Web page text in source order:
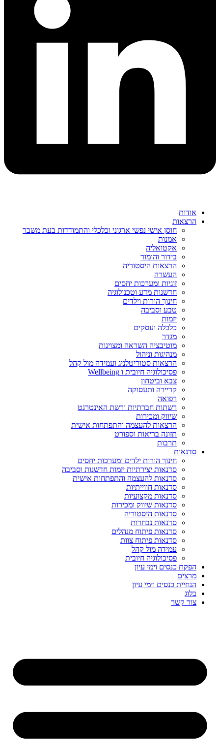
אודות
הרצאות
חוסן אישי נפשי ארגוני וכלכלי והתמודדות בעת משבר
אמנות
אקטואליה
בידור והומור
הרצאות היסטוריה
העשרה
זוגיות ומערכות יחסים
חדשנות מדע וטכנולוגיה
חינוך הורות וילדים
טבע וסביבה
יזמות
כלכלה ועסקים
מגדר
מוטיבציה השראה ומצוינות
מנהיגות וניהול
הרצאות סטוריטלניג ועמידה מול קהל
פסיכולוגיה חיובית ו Wellbeing
צבא וביטחון
קריירה ותעסוקה
רפואה
רשתות חברתיות ורשת האינטרנט
שיווק ומכירות
הרצאות להעצמה והתפתחות אישית
תזונה בריאות וספורט
תרבות
סדנאות
חינוך הורות ילדים ומערכות יחסים
סדנאות יצירתיות יזמות חדשנות וסביבה
סדנאות להעצמה והתפתחות אישית
סדנאות חווייתיות
סדנאות מקצועיות
סדנאות שיווק ומכירות
סדנאות היסטוריה
סדנאות נבחרות
סדנאות פיתוח מנהלים
סדנאות פיתוח צוות
עמידה מול קהל
פסיכולוגיה חיובית
הפקת כנסים וימי עיון
מרצים
הנחיית כנסים וימי עיון
בלוג
צור קשר